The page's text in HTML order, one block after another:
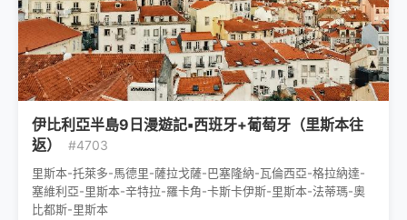
伊比利亞半島9日漫遊記▪西班牙+葡萄牙（里斯本往
返）
#4703
里斯本-托萊多-馬德里-薩拉戈薩-巴塞隆納-瓦倫西亞-格拉納達-
塞維利亞-里斯本-辛特拉-羅卡角-卡斯卡伊斯-里斯本-法蒂瑪-奧
比都斯-里斯本